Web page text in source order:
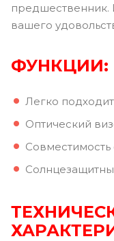
предшественник.
вашего
ФУНКЦИИ:
Легко
Оптический